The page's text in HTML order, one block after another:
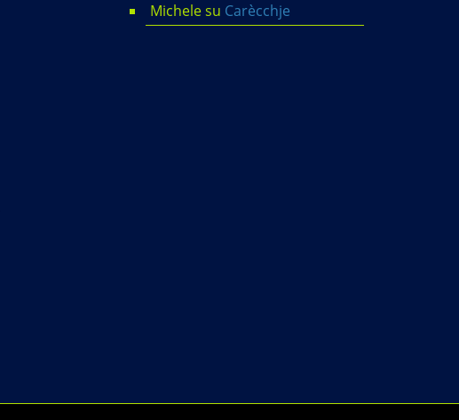
Michelesu Carècchje